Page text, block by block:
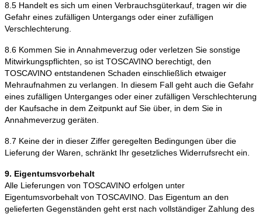
8.5 Handelt es sich um einen Verbrauchsgüterkauf, tragen wir die
Gefahr eines zufälligen Untergangs oder einer zufälligen
Verschlechterung.
8.6 Kommen Sie in Annahmeverzug oder verletzen Sie sonstige
Mitwirkungspflichten, so ist TOSCAVINO berechtigt, den
TOSCAVINO entstandenen Schaden einschließlich etwaiger
Mehraufnahmen zu verlangen. In diesem Fall geht auch die Gefahr
eines zufälligen Unterganges oder einer zufälligen Verschlechterung
der Kaufsache in dem Zeitpunkt auf Sie über, in dem Sie in
Annahmeverzug geräten.
8.7 Keine der in dieser Ziffer geregelten Bedingungen über die
Lieferung der Waren, schränkt Ihr gesetzliches Widerrufsrecht ein.
9. Eigentumsvorbehalt
Alle Lieferungen von TOSCAVINO erfolgen unter
Eigentumsvorbehalt von TOSCAVINO. Das Eigentum an den
gelieferten Gegenständen geht erst nach vollständiger Zahlung des